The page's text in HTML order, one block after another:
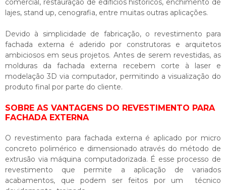
comercial, restauração de edifícios históricos, enchimento de
lajes, stand up, cenografia, entre muitas outras aplicações.
Devido à simplicidade de fabricação, o revestimento para
fachada externa é aderido por construtoras e arquitetos
ambiciosos em seus projetos. Antes de serem revestidas, as
molduras da fachada externa recebem corte à laser e
modelação 3D via computador, permitindo a visualização do
produto final por parte do cliente.
SOBRE AS VANTAGENS DO REVESTIMENTO PARA
FACHADA EXTERNA
O revestimento para fachada externa é aplicado por micro
concreto polimérico e dimensionado através do método de
extrusão via máquina computadorizada. É esse processo de
revestimento que permite a aplicação de variados
acabamentos, que podem ser feitos por um técnico